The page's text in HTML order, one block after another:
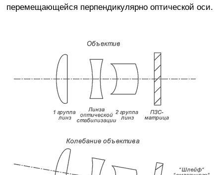
перемещающейся перпендикулярно оптической оси.